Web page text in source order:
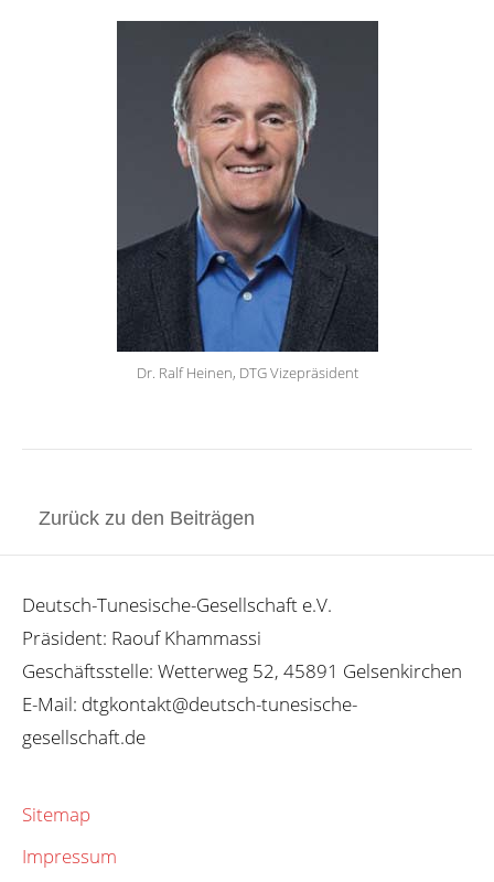
Dr. Ralf Heinen, DTG Vizepräsident
Zurück zu den Beiträgen
Deutsch-Tunesische-Gesellschaft e.V.
Präsident: Raouf Khammassi
Geschäftsstelle: Wetterweg 52, 45891 Gelsenkirchen
E-Mail: dtgkontakt@deutsch-tunesische-
gesellschaft.de
Sitemap
Impressum